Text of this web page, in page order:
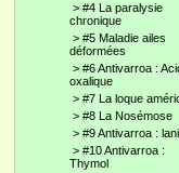
> #4 La paralysie
chronique
> #5 Maladie ailes
déformées
> #6 Antivarroa :
oxalique
> #7 La loque
> #8 La Nosémose
> #9 Antivarroa :
> #10 Antivarroa :
Thymol